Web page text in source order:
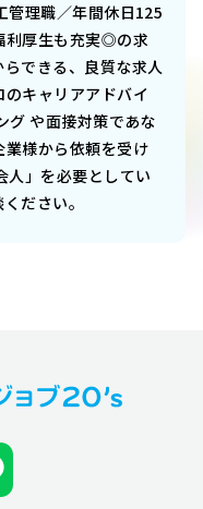
管理職／年間休日125
利厚生も充実◎の求
できる、良質な求人
キャリアアドバイ
グ や面接対策であな
様から依頼を受け
人」を必要としてい
ださい。